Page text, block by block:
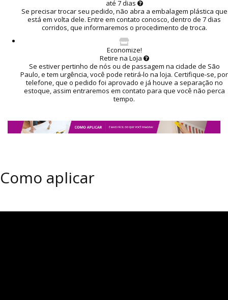
até 7 dias
Se precisar trocar seu pedido, não abra a embalagem plástica que
está em volta dele. Entre em contato conosco, dentro de 7 dias
corridos, que informaremos o procedimento de troca.
Economize!
Retire na Loja
Se estiver pertinho de nós ou de passagem na cidade de São
Paulo, e tem urgência, você pode retirá-lo na loja. Certifique-se, por
telefone, que o pedido foi aprovado e já houve a separação no
estoque, assim entraremos em contato para que você não perca
tempo.
Como aplicar